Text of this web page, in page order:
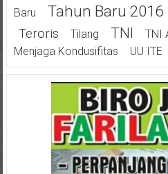
Baru
Tahun Baru 2016
Teroris
Tilang TNI TNI
Menjaga Kondusifitas
UU ITE